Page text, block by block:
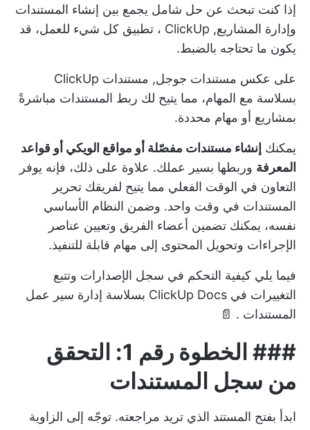
إذا كنت تبحث عن حل شامل يجمع بين إنشاء المستندات
وإدارة المشاريع, ClickUp ، تطبيق كل شيء للعمل، قد
يكون ما تحتاجه بالضبط.
على عكس مستندات جوجل, مستندات ClickUp
بسلاسة مع المهام، مما يتيح لك ربط المستندات مباشرةً
بمشاريع أو مهام محددة.
يمكنك إنشاء مستندات مفصّلة أو مواقع الويكي أو قواعد
المعرفة وربطها بسير عملك. علاوة على ذلك، فإنه يوفر
التعاون في الوقت الفعلي مما يتيح لفريقك تحرير
المستندات في وقت واحد. وضمن النظام الأساسي
نفسه، يمكنك تضمين أعضاء الفريق وتعيين عناصر
الإجراءات وتحويل المحتوى إلى مهام قابلة للتنفيذ.
فيما يلي كيفية التحكم في سجل الإصدارات وتتبع
التغييرات في ClickUp Docs بسلاسة
إدارة سير عمل
المستندات . 📄
###
الخطوة رقم 1: التحقق
من سجل المستندات
ابدأ بفتح المستند الذي تريد مراجعته. توجّه إلى الزاوية